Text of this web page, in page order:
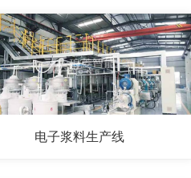
电子浆料生产线